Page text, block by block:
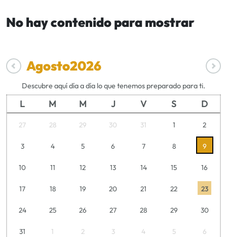
No hay contenido para mostrar
Agosto2026
Descubre aquí día a día lo que tenemos preparado para ti.
L M M J V S D
27 28 29 30 31 1 2
3 4 5 6 7 8 9
10 11 12 13 14 15 16
17 18 19 20 21 22 23
24 25 26 27 28 29 30
31 1 2 3 4 5 6